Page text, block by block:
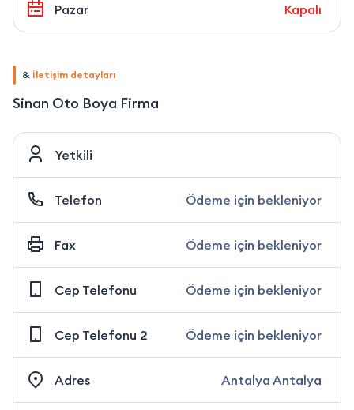
Pazar Kapalı
& İletişim detayları
Sinan Oto Boya Firma
Yetkili
Telefon Ödeme için bekleniyor
Fax Ödeme için bekleniyor
Cep Telefonu Ödeme için bekleniyor
Cep Telefonu 2 Ödeme için bekleniyor
Adres Antalya Antalya